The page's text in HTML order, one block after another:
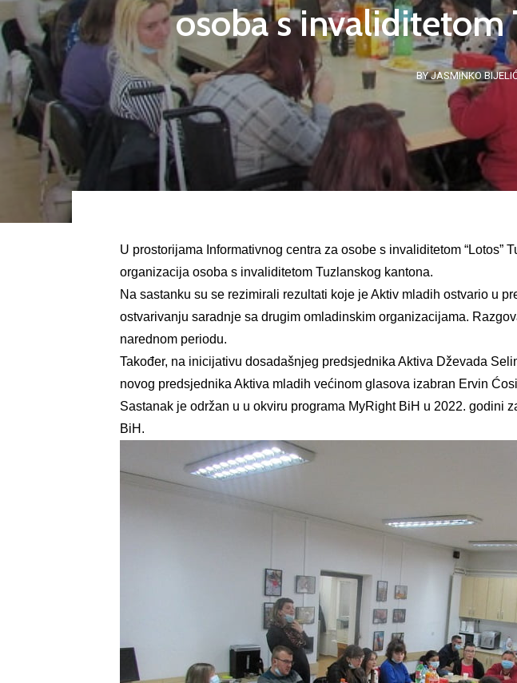
osoba s
BY JASMINKO
U prostorijama Informativnog centra za osobe s invaliditetom
organizacija osoba s invaliditetom Tuzlanskog kantona.
Na sastanku su se rezimirali rezultati koje je Aktiv mladih ostvario u
ostvarivanju saradnje sa drugim omladinskim organizacijama.
narednom periodu.
Također, na inicijativu dosadašnjeg predsjednika Aktiva Dževada
novog predsjednika Aktiva mladih većinom glasova izabran Ervin
Sastanak je održan u u okviru programa MyRight BiH u 2022. godini
BiH.